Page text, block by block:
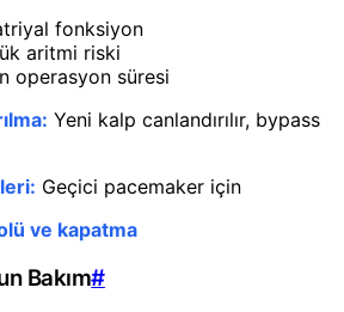
fonksiyon
aritmi riski
operasyon süresi
Yeni kalp canlandırılır, bypass
Geçici pacemaker için
ve kapatma
Bakım#